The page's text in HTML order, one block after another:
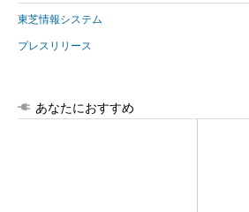
東芝情報システム
プレスリリース
あなたにおすすめ